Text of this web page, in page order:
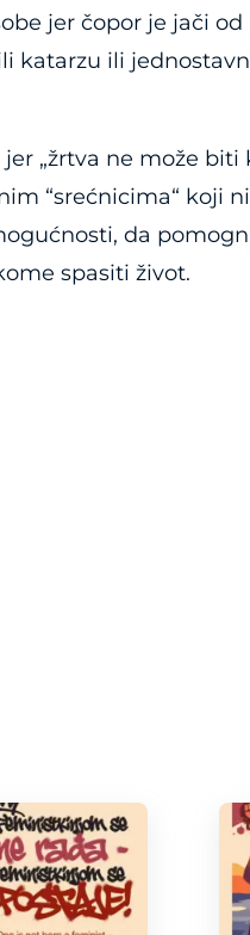
jer čopor je jači od
katarzu ili
„žrtva ne može biti
“srećnicima“ koji
da
spasiti život.